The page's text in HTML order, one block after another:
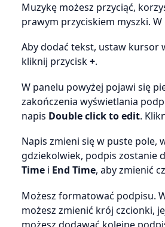
Muzykę możesz przyciąć,
prawym przyciskiem myszki.
Aby dodać tekst, ustaw kursor
kliknij przycisk+.
W panelu powyżej pojawi się
zakończenia wyświetlania
napis Double click to edit.
Napis zmieni się w puste pole,
gdziekolwiek, podpis zostanie
Time i End Time, aby zmienić
Możesz formatować podpisu.
możesz zmienić krój czcionki,
możesz dodawać kolejne